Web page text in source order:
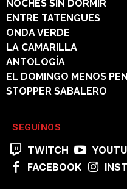
NOCHES SIN DORMIR
ENTRE TATENGUES
ONDA VERDE
LA CAMARILLA
ANTOLOGÍA
EL DOMINGO MENOS
STOPPER SABALERO
SEGUÍNOS
TWITCH
FACEBOOK